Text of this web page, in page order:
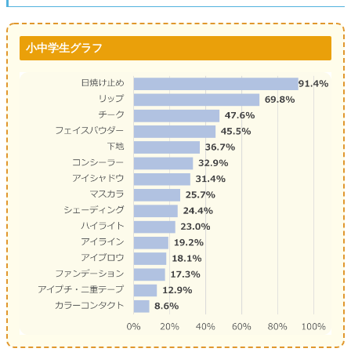
小中学生グラフ